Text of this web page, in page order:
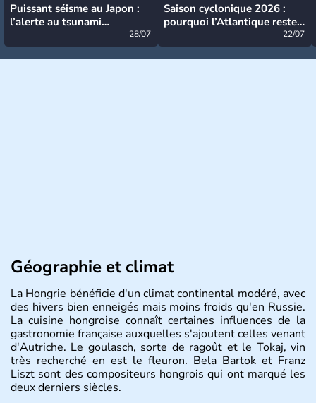
Puissant séisme au Japon :
l’alerte au tsunami
28/07
Saison cyclonique 2026 :
pourquoi l’Atlantique reste
22/07
Géographie et climat
La Hongrie bénéficie d'un climat continental modéré, avec
des hivers bien enneigés mais moins froids qu'en Russie.
La cuisine hongroise connaît certaines influences de la
gastronomie française auxquelles s'ajoutent celles venant
d'Autriche. Le goulasch, sorte de ragoût et le Tokaj, vin
très recherché en est le fleuron. Bela Bartok et Franz
Liszt sont des compositeurs hongrois qui ont marqué les
deux derniers siècles.